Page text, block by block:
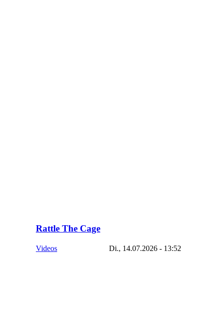
Rattle The Cage
Videos Di., 14.07.2026 - 13:52